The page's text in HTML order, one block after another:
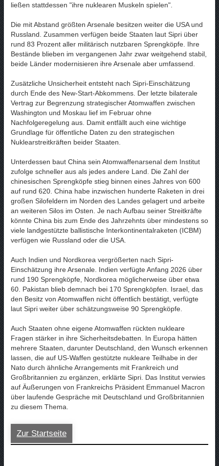
ließen stattdessen "ihre nuklearen Muskeln spielen".
Die mit Abstand größten Arsenale besitzen weiter die USA und
Russland. Zusammen verfügen beide Staaten laut Sipri über
rund 83 Prozent aller militärisch nutzbaren Sprengköpfe. Ihre
Bestände blieben im vergangenen Jahr zwar weitgehend stabil,
beide Länder modernisieren ihre Arsenale aber umfassend.
Zusätzliche Unsicherheit entsteht nach Sipri-Einschätzung
durch Ende des New-Start-Abkommens. Der letzte bilaterale
Vertrag zur Begrenzung strategischer Atomwaffen zwischen
Washington und Moskau lief im Februar ohne
Nachfolgeregelung aus. Damit entfällt auch eine wichtige
Grundlage für öffentliche Daten zu den strategischen
Nuklearstreitkräften beider Staaten.
Unterdessen baut China sein Atomwaffenarsenal dem Institut
zufolge schneller aus als jedes andere Land. Die Zahl der
chinesischen Sprengköpfe stieg binnen eines Jahres von 600
auf rund 620. China habe inzwischen hunderte Raketen in drei
großen Silofeldern im Norden des Landes gelagert und arbeite
an weiteren Silos im Osten. Je nach Aufbau seiner Streitkräfte
könnte China bis zum Ende des Jahrzehnts über mindestens so
viele landgestützte ballistische Interkontinentalraketen (ICBM)
verfügen wie Russland oder die USA.
Auch Indien und Nordkorea vergrößerten nach Sipri-
Einschätzung ihre Arsenale. Indien verfügte Anfang 2026 über
rund 190 Sprengköpfe, Nordkorea möglicherweise über etwa
60. Pakistan blieb demnach bei 170 Sprengköpfen. Israel, das
den Besitz von Atomwaffen nicht öffentlich bestätigt, verfügte
laut Sipri weiter über schätzungsweise 90 Sprengköpfe.
Auch Staaten ohne eigene Atomwaffen rückten nukleare
Fragen stärker in ihre Sicherheitsdebatten. In Europa hätten
mehrere Staaten, darunter Deutschland, den Wunsch erkennen
lassen, die auf US-Waffen gestützte nukleare Teilhabe in der
Nato durch ähnliche Arrangements mit Frankreich und
Großbritannien zu ergänzen, erklärte Sipri. Das Institut verwies
auf Äußerungen von Frankreichs Präsident Emmanuel Macron
über laufende Gespräche mit Deutschland und Großbritannien
zu diesem Thema.
Zur Startseite